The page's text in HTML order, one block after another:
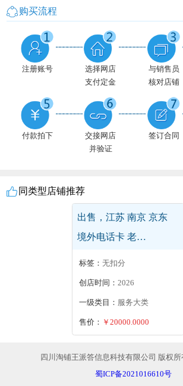
购买流程
注册账号
选择网店
支付定金
与销售员
核对店铺
付款拍下
交接网店
并验证
签订合同
同类型店铺推荐
东莞3C数码出售
企业店，欢迎咨
标签：
创店时间：
一级类目：
售价：￥5000.0000
四川淘铺王派答信息科技有限公司 版权所
蜀ICP备2021016610号